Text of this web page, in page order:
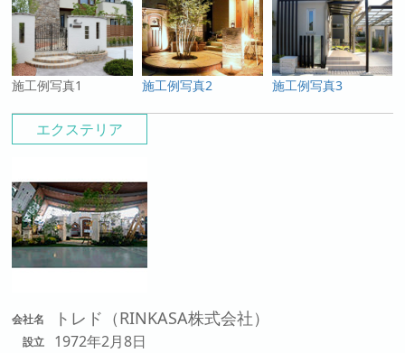
エクステリア
会社名 トレド（RINKASA株式会社）
設立 1972年2月8日
施工例写真1 施工例写真2 施工例写真3